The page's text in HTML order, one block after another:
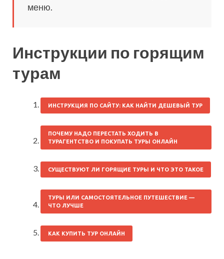
меню.
Инструкции по горящим
турам
ИНСТРУКЦИЯ ПО САЙТУ: КАК НАЙТИ ДЕШЕВЫЙ ТУР
ПОЧЕМУ НАДО ПЕРЕСТАТЬ ХОДИТЬ В
ТУРАГЕНТСТВО И ПОКУПАТЬ ТУРЫ ОНЛАЙН
СУЩЕСТВУЮТ ЛИ ГОРЯЩИЕ ТУРЫ И ЧТО ЭТО ТАКОЕ
ТУРЫ ИЛИ САМОСТОЯТЕЛЬНОЕ ПУТЕШЕСТВИЕ —
ЧТО ЛУЧШЕ
КАК КУПИТЬ ТУР ОНЛАЙН